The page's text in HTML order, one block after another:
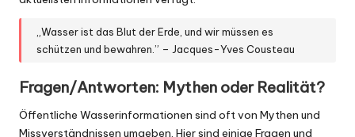
„Wasser ist das Blut der Erde, und wir müssen es
schützen und bewahren.” – Jacques-Yves Cousteau
Fragen/Antworten: Mythen oder Realität?
Öffentliche Wasserinformationen sind oft von Mythen und
Missverständnissen umgeben. Hier sind einige Fragen und